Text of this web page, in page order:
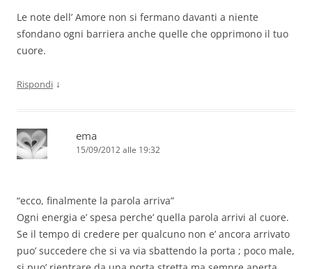
Le note dell’ Amore non si fermano davanti a niente
sfondano ogni barriera anche quelle che opprimono il tuo
cuore.
Rispondi ↓
ema
15/09/2012 alle 19:32
“ecco, finalmente la parola arriva”
Ogni energia e’ spesa perche’ quella parola arrivi al cuore.
Se il tempo di credere per qualcuno non e’ ancora arrivato
puo’ succedere che si va via sbattendo la porta ; poco male,